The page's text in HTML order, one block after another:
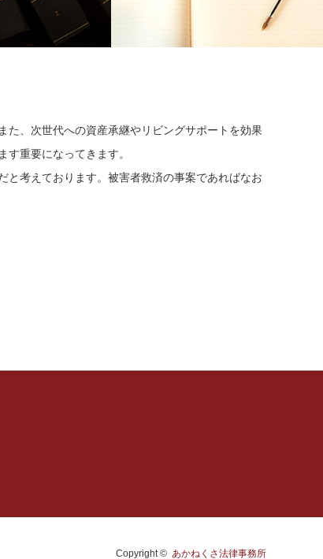
た、次世代への資産承継やリビングサポートを効果
重要になってきます。
と考えております。被害者救済の事案であればなお
Copyright © あかねくさ法律事務所